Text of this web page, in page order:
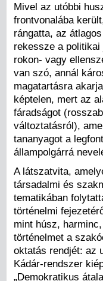
Mivel az utóbbi
frontvonalába
rángatta, az
rekessze a
rokon- vagy
van szó, annál
magatartásra
képtelen, mert az
fáradságot
változtatásról),
tananyagot a
állampolgárrá
A látszatvita,
társadalmi és
tematikában
történelmi
mint húsz,
történelmet a
oktatás rendjét: az
Kádár-rendszer
„Demokratikus